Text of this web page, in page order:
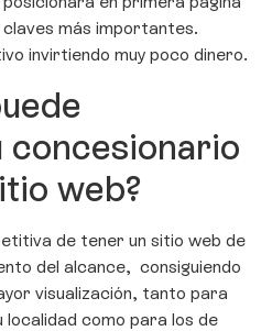
más importantes.
invirtiendo muy poco dinero.
concesionario
web?
de tener un sitio web de
del alcance, consiguiendo
visualización, tanto para
como para los de